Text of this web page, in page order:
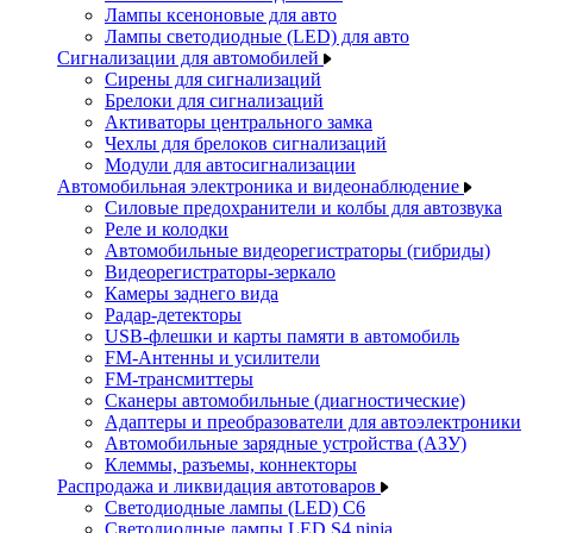
Лампы ксеноновые для авто
Лампы светодиодные (LED) для авто
Сигнализации для автомобилей
Сирены для сигнализаций
Брелоки для сигнализаций
Активаторы центрального замка
Чехлы для брелоков сигнализаций
Модули для автосигнализации
Автомобильная электроника и видеонаблюдение
Силовые предохранители и колбы для автозвука
Реле и колодки
Автомобильные видеорегистраторы (гибриды)
Видеорегистраторы-зеркало
Камеры заднего вида
Радар-детекторы
USB-флешки и карты памяти в автомобиль
FM-Антенны и усилители
FM-трансмиттеры
Сканеры автомобильные (диагностические)
Адаптеры и преобразователи для автоэлектроники
Автомобильные зарядные устройства (АЗУ)
Клеммы, разъемы, коннекторы
Распродажа и ликвидация автотоваров
Светодиодные лампы (LED) C6
Светодиодные лампы LED S4 ninja